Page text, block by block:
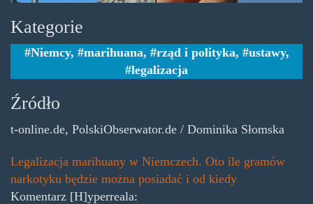
Kategorie
Niemcy, marihuana, rząd i polityka, ustawy,
legalizacja
Źródło
t-online.de, PolskiObserwator.de / Dominika Słomska
Legalizacja marihuany w Niemczech. Oto ile gramów
narkotyku będzie można posiadać i od kiedy
Komentarz [H]yperreala: